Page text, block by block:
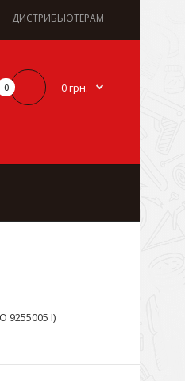
ДИСТРИБЬЮТЕРАМ
0 0 грн.
9255005 I)